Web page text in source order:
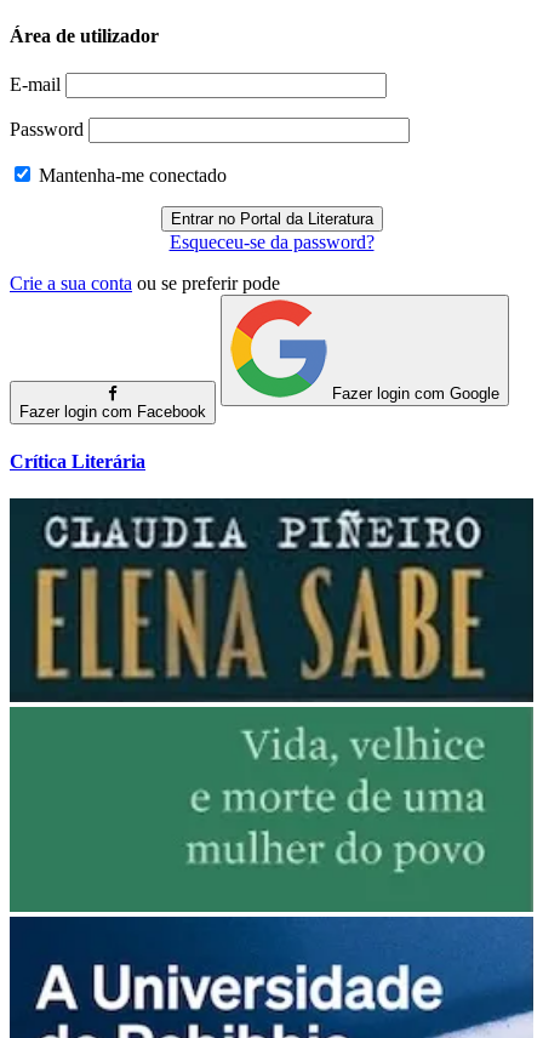
Área de utilizador
E-mail
Password
Mantenha-me conectado
Esqueceu-se da password?
Crie a sua conta ou se preferir pode
Fazer login com Facebook
Fazer login com Google
Crítica Literária